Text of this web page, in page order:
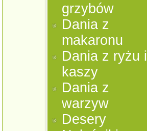
grzybów
Dania z
makaronu
Dania z ryżu i
kaszy
Dania z
warzyw
Desery